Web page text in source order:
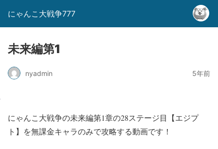
にゃんこ大戦争777
未来編第1
nyadmin 5年前
にゃんこ大戦争の未来編第1章の28ステージ目【エジプ
ト】を無課金キャラのみで攻略する動画です！